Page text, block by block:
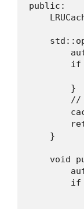
public:
if
        }
//
    }
void
if